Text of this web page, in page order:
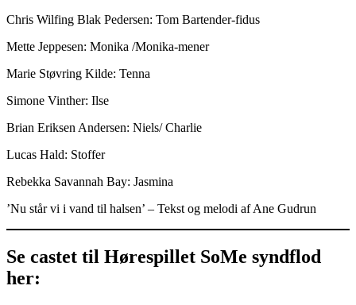
Chris Wilfing Blak Pedersen: Tom Bartender-fidus
Mette Jeppesen: Monika /Monika-mener
Marie Støvring Kilde: Tenna
Simone Vinther: Ilse
Brian Eriksen Andersen: Niels/ Charlie
Lucas Hald: Stoffer
Rebekka Savannah Bay: Jasmina
’Nu står vi i vand til halsen’ – Tekst og melodi af Ane Gudrun
Se castet til Hørespillet SoMe syndflod
her: